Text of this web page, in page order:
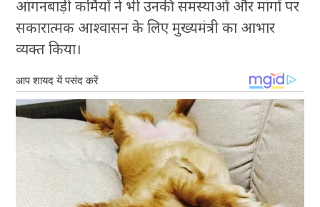
आंगनबाड़ी कर्मियों ने भी उनकी समस्याओं और मांगों पर
सकारात्मक आश्वासन के लिए मुख्यमंत्री का आभार
व्यक्त किया।